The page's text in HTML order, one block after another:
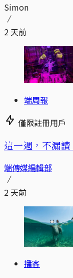
Simon
2 天前
端周報
僅限註冊用戶
這一週，不漏
端傳媒編輯部
2 天前
播客